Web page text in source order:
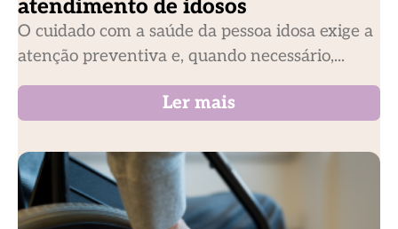
atendimento de idosos
O cuidado com a saúde da pessoa idosa exige a
atenção preventiva e, quando necessário,...
Ler mais